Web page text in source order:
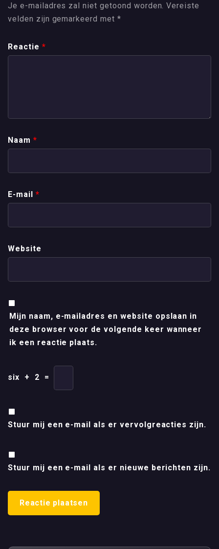
Je e-mailadres zal niet getoond worden. Vereiste
velden zijn gemarkeerd met *
Reactie *
Naam *
E-mail *
Website
Mijn naam, e-mailadres en website opslaan in
deze browser voor de volgende keer wanneer
ik een reactie plaats.
six + 2 =
Stuur mij een e-mail als er vervolgreacties zijn.
Stuur mij een e-mail als er nieuwe berichten zijn.